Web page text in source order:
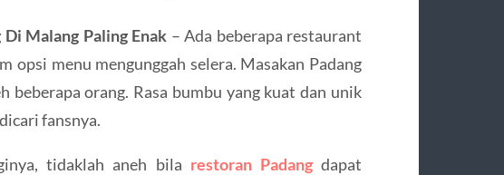
Malang Paling Enak – Ada beberapa restaurant
opsi menu mengunggah selera. Masakan Padang
beberapa orang. Rasa bumbu yang kuat dan unik
fansnya.
tidaklah aneh bila restoran Padangdapat